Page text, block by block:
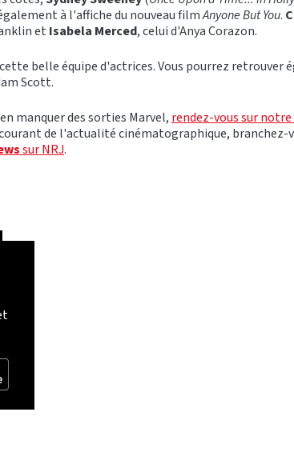
à l'affiche du nouveau filmAnyone But You.
et Isabela Merced, celui d'Anya Corazon.
belle équipe d'actrices. Vous pourrez retrouver
Scott.
manquer des sorties Marvel,rendez-vous sur
de l'actualité cinématographique, branchez-
sur NRJ.